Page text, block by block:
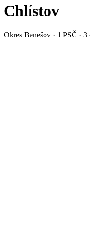
Chlístov
Okres Benešov · 1 PSČ · 3